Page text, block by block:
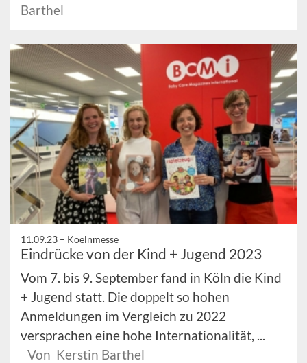
Barthel
11.09.23 – Koelnmesse
Eindrücke von der Kind + Jugend 2023
Vom 7. bis 9. September fand in Köln die Kind
+ Jugend statt. Die doppelt so hohen
Anmeldungen im Vergleich zu 2022
versprachen eine hohe Internationalität, ...
Von Kerstin Barthel